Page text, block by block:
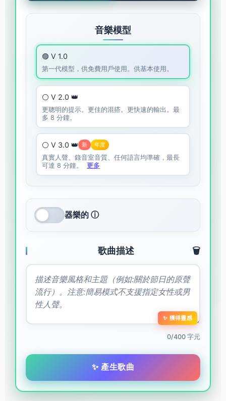
音樂模型
🟣 V 1.0
第一代模型，供免費用戶使用。供基本使用。
⚪ V 2.0 👑
更聰明的提示。更佳的混搭。更快速的輸出。最
多 8 分鐘。
⚪ V 3.0 👑 新 年度
真實人聲、錄音室音質、任何語言均準確，最長
可達 8 分鐘。
更多
器樂的 ⓘ
歌曲描述 🗑️
✨ 獲得靈感
0/400 字元
✨ 產生歌曲